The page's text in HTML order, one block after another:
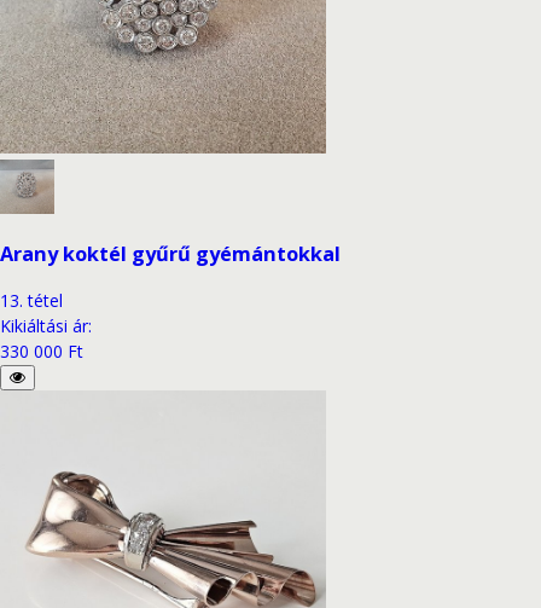
Arany koktél gyűrű gyémántokkal
13. tétel
Kikiáltási ár:
330 000 Ft